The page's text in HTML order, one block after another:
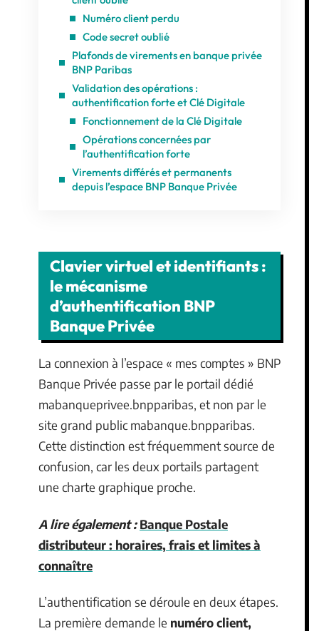
Numéro client perdu
Code secret oublié
Plafonds de virements en banque privée
BNP Paribas
Validation des opérations :
authentification forte et Clé Digitale
Fonctionnement de la Clé Digitale
Opérations concernées par
l’authentification forte
Virements différés et permanents
depuis l’espace BNP Banque Privée
Clavier virtuel et identifiants :
le mécanisme
d’authentification BNP
Banque Privée
La connexion à l’espace « mes comptes » BNP
Banque Privée passe par le portail dédié
mabanqueprivee.bnpparibas, et non par le
site grand public mabanque.bnpparibas.
Cette distinction est fréquemment source de
confusion, car les deux portails partagent
une charte graphique proche.
A lire également : Banque Postale
distributeur : horaires, frais et limites à
connaître
L’authentification se déroule en deux étapes.
La première demande le numéro client,